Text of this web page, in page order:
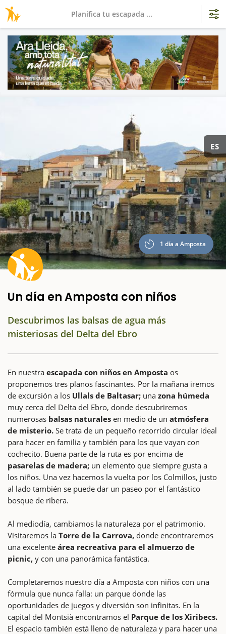
ES
Un día en Amposta con niños
1 día a Amposta
Descubrimos las balsas de agua más
misteriosas del Delta del Ebro
En nuestra escapada con niños en Amposta os
proponemos tres planos fascinantes. Por la mañana iremos
de excursión a los Ullals de Baltasar; una zona húmeda
muy cerca del Delta del Ebro, donde descubriremos
numerosas balsas naturales en medio de un atmósfera
de misterio. Se trata de un pequeño recorrido circular ideal
para hacer en familia y también para los que vayan con
cochecito. Buena parte de la ruta es por encima de
pasarelas de madera; un elemento que siempre gusta a
los niños. Una vez hacemos la vuelta por los Colmillos, justo
al lado también se puede dar un paseo por el fantástico
bosque de ribera.
Al mediodía, cambiamos la naturaleza por el patrimonio.
Visitaremos la Torre de la Carrova, donde encontraremos
una excelente área recreativa para el almuerzo de
picnic, y con una panorámica fantástica.
Completaremos nuestro día a Amposta con niños con una
fórmula que nunca falla: un parque donde las
oportunidades de juegos y diversión son infinitas. En la
capital del Montsià encontramos el Parque de los Xiribecs.
El espacio también está lleno de naturaleza y para hacer una
Planifica tu escapada ...